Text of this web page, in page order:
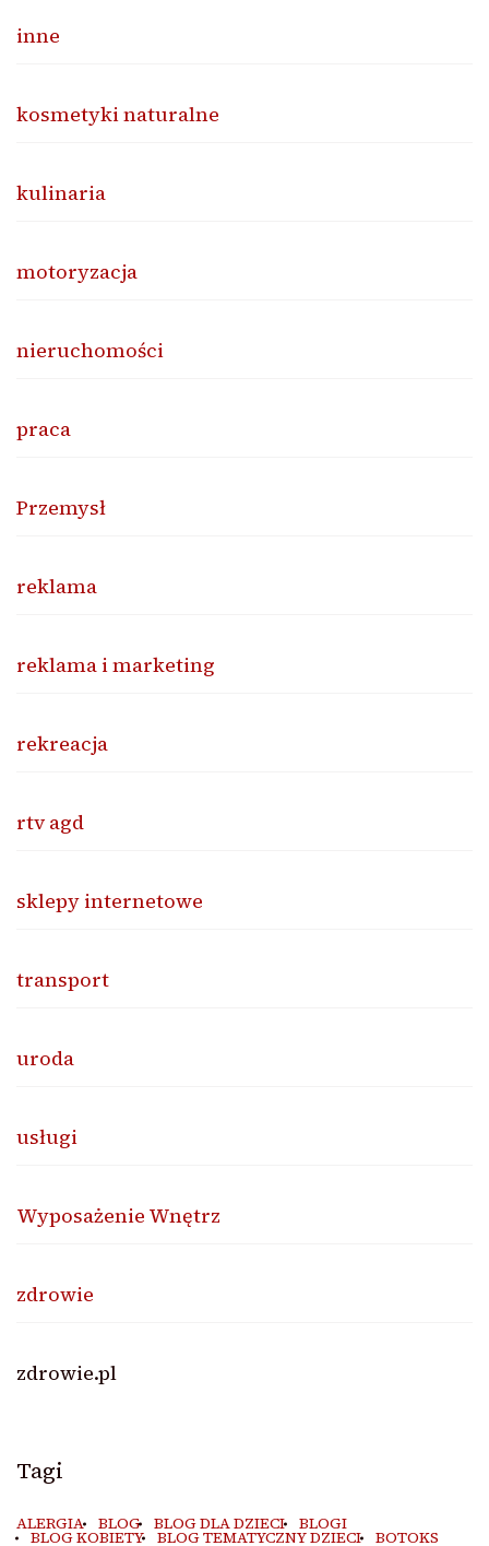
inne
kosmetyki naturalne
kulinaria
motoryzacja
nieruchomości
praca
Przemysł
reklama
reklama i marketing
rekreacja
rtv agd
sklepy internetowe
transport
uroda
usługi
Wyposażenie Wnętrz
zdrowie
zdrowie.pl
Tagi
ALERGIA BLOG BLOG DLA DZIECI BLOGI
BLOG KOBIETY BLOG TEMATYCZNY DZIECI BOTOKS